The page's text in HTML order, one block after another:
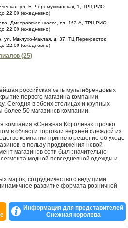
ул. Б. Черемушкинская, 1, ТРЦ РИО
22.00 (ежедневно)
Дмитровское шоссе, вл. 163 А, ТРЦ РИО
22.00 (ежедневно)
ул. Миклухо-Маклая, д. 37, ТЦ Перекресток
22.00 (ежедневно)
(25)
российская сеть мультибрендовых
первого магазина компании
Сегодня в обеих столицах и крупных
более 50 магазинов компании.
компания «Снежная Королева» прочно
в области торговли верхней одеждой из
компании приняло решение об уходе
в пользу продвижения новой
магазинов сети был значительно
модной повседневной одежды и
марок, сотрудничество с ведущими
развитие формата розничной
тенденциями, проведение
в любом магазине «Снежная Королева»
для создания целостных модных и
случаи жизни и любую погоду, не покидая
Информация для представителей
Снежная королева